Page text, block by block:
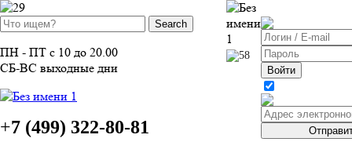
Войти
ЗАБЫЛИ
ЗАБЫЛИ
ПН - ПТ с 10 до 20.00
СБ-ВС выходные дни
+7 (499) 322-80-81